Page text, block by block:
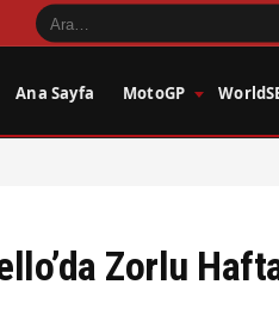
Ana Sayfa MotoGP
Zorlu